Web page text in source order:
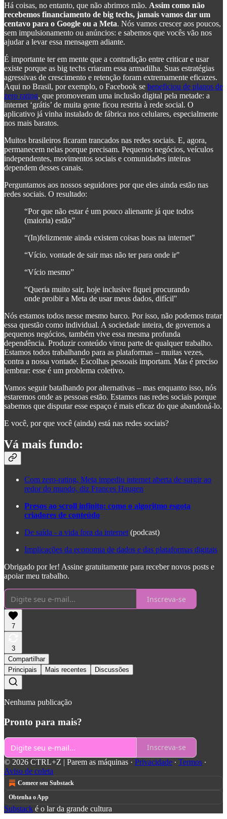
Há coisas, no entanto, que não abrimos mão. Assim como não
recebemos financiamento de big techs, jamais vamos dar um
centavo para o Google ou a Meta. Nós vamos crescer aos poucos,
sem impulsionamento ou anúncios: e sabemos que vocês vão nos
ajudar a levar essa mensagem adiante.
É importante ter em mente que a contradição entre criticar e usar
existe porque as big techs criaram essa armadilha. Suas estratégias
agressivas de crescimento e retenção foram extremamente eficazes.
Aqui no Brasil, por exemplo, o Facebook se beneficiou de planos de
zero rating, que promoveram uma inclusão digital pela metade: a
internet ‘grátis’ de muita gente ficou restrita à rede social. O
aplicativo já vinha instalado de fábrica nos celulares, especialmente
nos mais baratos.
Muitos brasileiros ficaram trancados nas redes sociais. E, agora,
permanecem nelas porque precisam. Pequenos negócios, veículos
independentes, movimentos sociais e comunidades inteiras
dependem desses canais.
Perguntamos aos nossos seguidores por que eles ainda estão nas
redes sociais. O resultado:
“Por que não estar é um pouco alienante já que todos
(maioria) estão”
“(In)felizmente ainda existem coisas boas na internet"
“Vício. vontade de sair mas não ter para onde ir"
“Vício mesmo”
“Queria muito sair, hoje inclusive fiquei procurando
onde proibir a Meta de usar meus dados, difícil"
Nós estamos todos nesse mesmo barco. Por isso, não podemos tratar
essa questão como individual. A sociedade inteira, de governos a
pequenos negócios, também vive essa mesma profunda
dependência. Produzir conteúdo virou parte de qualquer trabalho.
Estamos todos trabalhando para as plataformas – muitas vezes,
contra a nossa vontade. Escolhas pessoais importam. Mas é preciso
lembrar: esse é um problema coletivo.
Vamos seguir batalhando por alternativas – mas enquanto isso, nós
estaremos onde as pessoas estão. Estamos nas redes sociais porque
sabemos que disputar esse espaço é mais eficaz do que abandoná-lo.
E você, por que você (ainda) está nas redes sociais?
Vá mais fundo:
Com zero-rating, Meta impediu internet aberta de surgir ao
redor do mundo, diz Frances Haugen
Presos ao scroll infinito: como o algoritmo esgota
criadores de conteúdo
De saída - a vida fora da internet (podcast)
Implicações da economia de dados e das plataformas digitais
Obrigado por ler! Assine gratuitamente para receber novos posts e
apoiar meu trabalho.
Inscreva-se
7
3
Compartilhar
Principais
Mais recentes Discussões
Nenhuma publicação
Pronto para mais?
Inscreva-se
© 2026 CTRL+Z | Parem as máquinas · Privacidade ∙ Termos ∙
Aviso de coleta
Comece seu Substack
Obtenha o App
Substack é o lar da grande cultura